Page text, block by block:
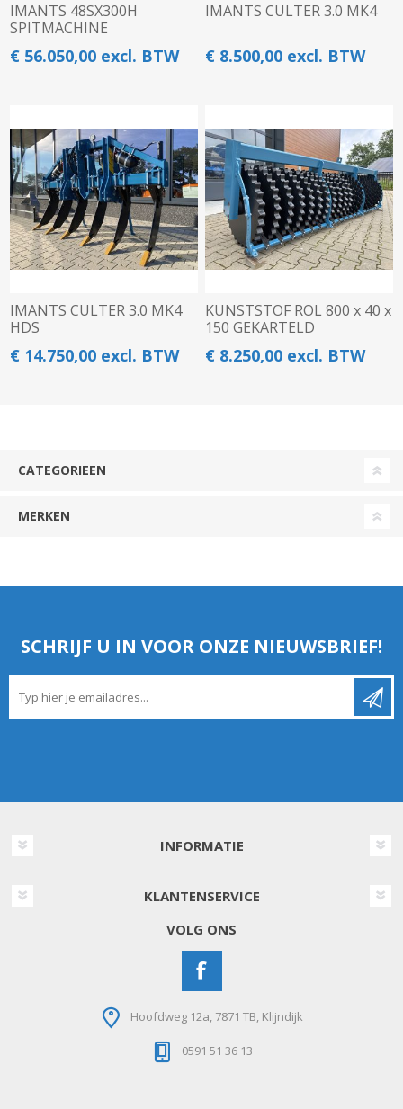
IMANTS 48SX300H
SPITMACHINE
€ 56.050,00 excl. BTW
IMANTS CULTER 3.0 MK4
€ 8.500,00 excl. BTW
IMANTS CULTER 3.0 MK4
HDS
€ 14.750,00 excl. BTW
KUNSTSTOF ROL 800 x 40 x
150 GEKARTELD
€ 8.250,00 excl. BTW
CATEGORIEEN
MERKEN
SCHRIJF U IN VOOR ONZE NIEUWSBRIEF!
INFORMATIE
KLANTENSERVICE
VOLG ONS
Hoofdweg 12a, 7871 TB, Klijndijk
0591 51 36 13